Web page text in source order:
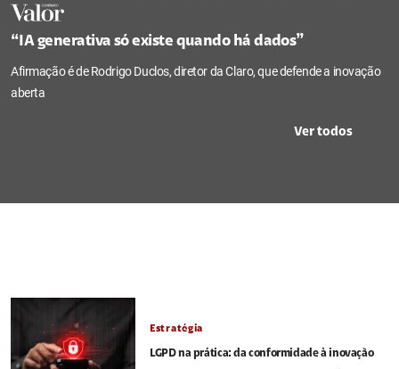
“IA generativa só existe quando há dados”
Afirmação é de Rodrigo Duclos, diretor da Claro, que defende a inovação
aberta
Ver todos
Estratégia
LGPD na prática: da conformidade à inovação